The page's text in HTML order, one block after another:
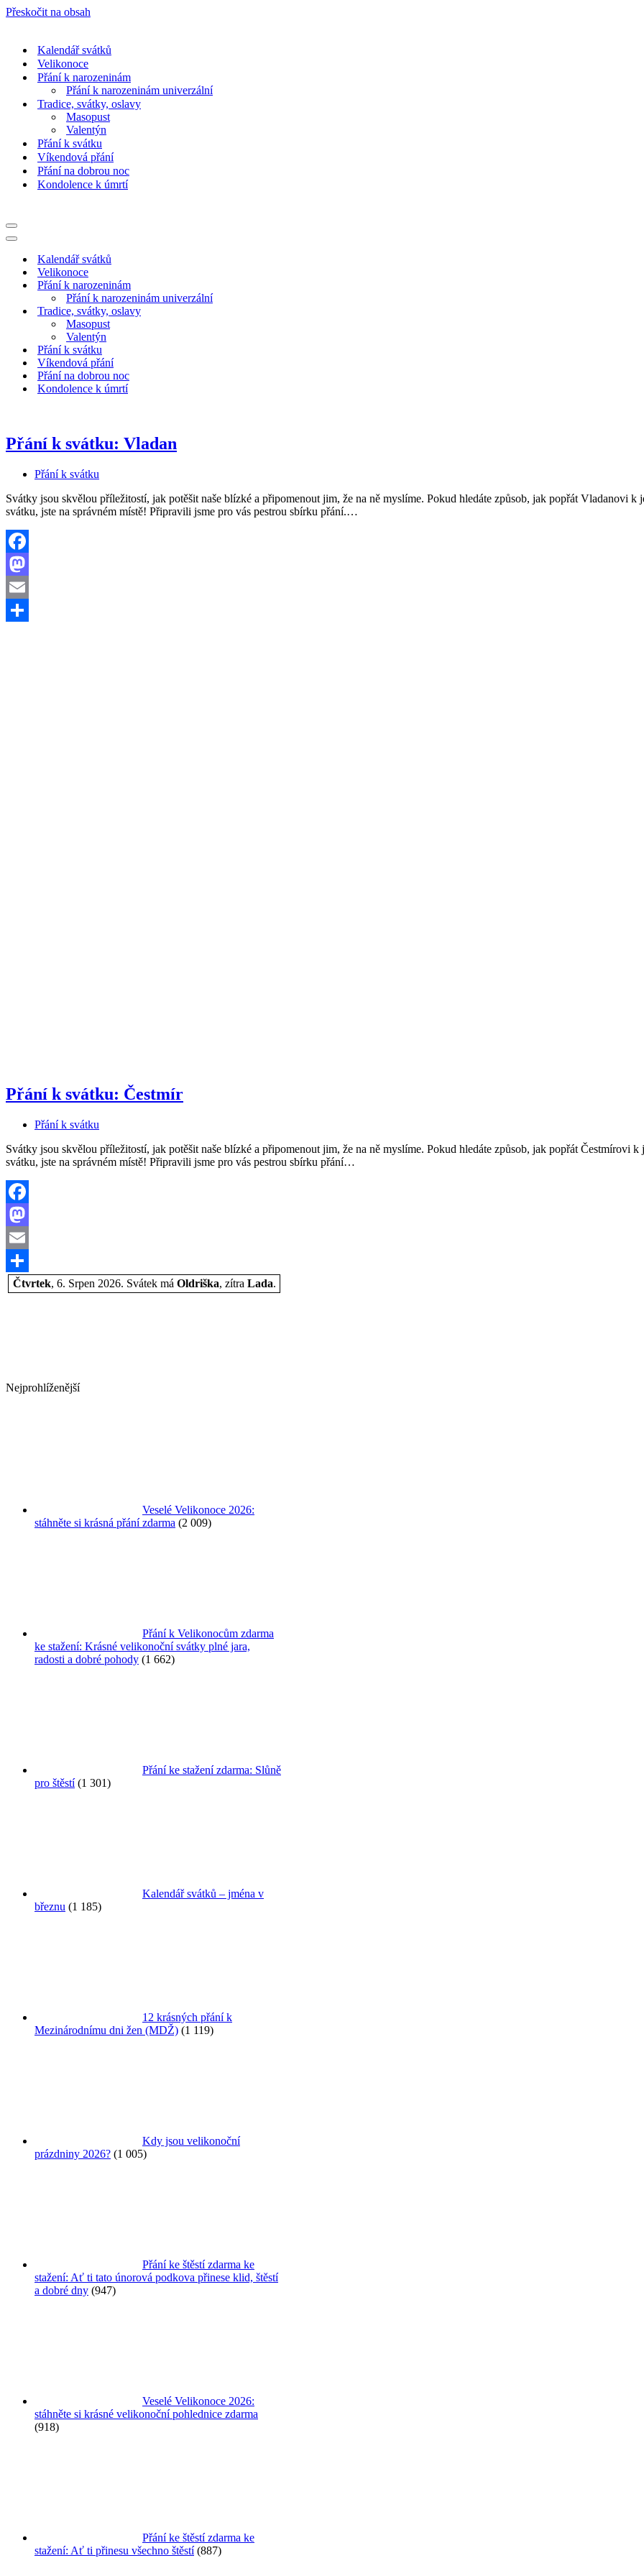
Přeskočit na obsah
Kalendář svátků
Velikonoce
Přání k narozeninám
Přání k narozeninám univerzální
Tradice, svátky, oslavy
Masopust
Valentýn
Přání k svátku
Víkendová přání
Přání na dobrou noc
Kondolence k úmrtí
Navigační
menu
Navigační
Kalendář svátků
Velikonoce
Přání k narozeninám
Přání k narozeninám univerzální
Tradice, svátky, oslavy
Masopust
Valentýn
Přání k svátku
Víkendová přání
Přání na dobrou noc
Kondolence k úmrtí
Přání k svátku: Vladan
Přání k svátku
Svátky jsou skvělou příležitostí, jak potěšit naše blízké a připomenout jim, že na ně myslíme. Pokud hledáte způsob, jak popřát Vladanovi k
svátku, jste na správném místě! Připravili jsme pro vás pestrou sbírku přání.…
Facebook
Mastodon
Email
Přání k svátku: Čestmír
Přání k svátku
Svátky jsou skvělou příležitostí, jak potěšit naše blízké a připomenout jim, že na ně myslíme. Pokud hledáte způsob, jak popřát Čestmírovi k
svátku, jste na správném místě! Připravili jsme pro vás pestrou sbírku přání…
Facebook
Mastodon
Email
Share
Čtvrtek, 6. Srpen 2026. Svátek má Oldriška, zítra Lada.
Nejprohlíženější
Veselé Velikonoce 2026:
stáhněte si krásná přání zdarma (2 009)
Přání k Velikonocům zdarma
ke stažení: Krásné velikonoční svátky plné jara,
radosti a dobré pohody (1 662)
Přání ke stažení zdarma: Slůně
pro štěstí (1 301)
Kalendář svátků – jména v
březnu (1 185)
12 krásných přání k
Mezinárodnímu dni žen (MDŽ) (1 119)
Kdy jsou velikonoční
prázdniny 2026? (1 005)
Přání ke štěstí zdarma ke
stažení: Ať ti tato únorová podkova přinese klid, štěstí
a dobré dny (947)
Veselé Velikonoce 2026:
stáhněte si krásné velikonoční pohlednice zdarma
(918)
Přání ke štěstí zdarma ke
stažení: Ať ti přinesu všechno štěstí (887)